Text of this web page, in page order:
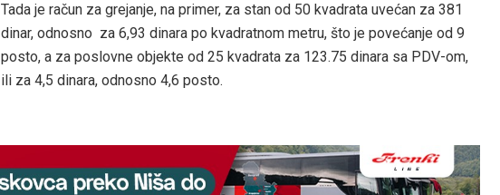
Tada je račun za grejanje, na primer, za stan od 50 kvadrata uvećan za 381
dinar, odnosno za 6,93 dinara po kvadratnom metru, što je povećanje od 9
posto, a za poslovne objekte od 25 kvadrata za 123.75 dinara sa PDV-om,
ili za 4,5 dinara, odnosno 4,6 posto.